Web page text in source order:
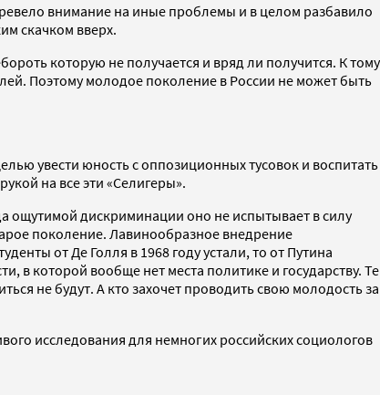
внимание на иные проблемы и в целом разбавило
скачком вверх.
которую не получается и вряд ли получится. К тому
Поэтому молодое поколение в России не может быть
увести юность с оппозиционных тусовок и воспитать
на все эти «Селигеры».
ощутимой дискриминации оно не испытывает в силу
поколение. Лавинообразное внедрение
от Де Голля в 1968 году устали, то от Путина
в которой вообще нет места политике и государству. Те
не будут. А кто захочет проводить свою молодость за
исследования для немногих российских социологов